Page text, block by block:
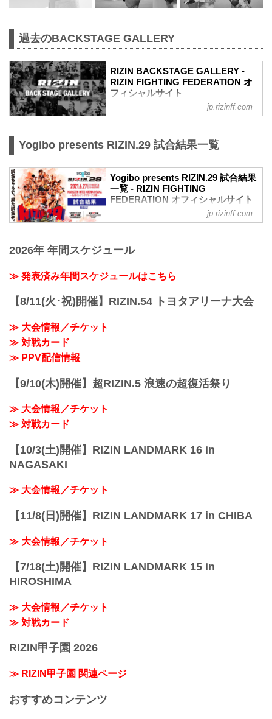
過去のBACKSTAGE GALLERY
RIZIN BACKSTAGE GALLERY -
RIZIN FIGHTING FEDERATION オ
フィシャルサイト
戦いの裏側で選手が見せる真実の素顔。
jp.rizinff.com
Yogibo presents RIZIN.29 試合結果一覧
Yogibo presents RIZIN.29 試合結果
一覧 - RIZIN FIGHTING
FEDERATION オフィシャルサイト
第13試合／BODYMAKER presents RIZIN
Full Fight | 皇治 vs. 白鳥大珠 / Kouzi vs.
youtu.be
ール：3分 3R（61.0kg）
（LOSE）皇治 vs. 白鳥大珠（WIN）
jp.rizinff.com
2026年 年間スケジュール
≫ 発表済み年間スケジュールはこちら
【8/11(火･祝)開催】RIZIN.54 トヨタアリーナ大会
≫ 大会情報／チケット
≫ 対戦カード
≫ PPV配信情報
【9/10(木)開催】超RIZIN.5 浪速の超復活祭り
≫ 大会情報／チケット
≫ 対戦カード
【10/3(土)開催】RIZIN LANDMARK 16 in
NAGASAKI
≫ 大会情報／チケット
【11/8(日)開催】RIZIN LANDMARK 17 in CHIBA
≫ 大会情報／チケット
【7/18(土)開催】RIZIN LANDMARK 15 in
HIROSHIMA
≫ 大会情報／チケット
≫ 対戦カード
RIZIN甲子園 2026
≫ RIZIN甲子園 関連ページ
おすすめコンテンツ